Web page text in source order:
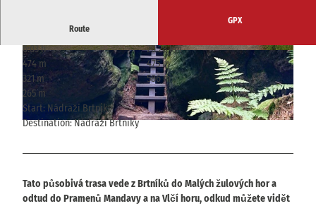
© ELBSANDSTEINGUIDES Sächsische Schweiz, Tourismusverband Sächsische Schweiz
© ELBSANDSTEINGUIDES Sächsische Schwei
z, Tourismusverband Sächsische Schweiz
© ELBSANDSTEINGUIDES Sächsische Schwei
z, Tourismusverband Sächsische Schweiz
Route
GPX
6:03 h
20.28 km
474 m
475 m
321 m
586 m
265 m
Start: Nádraží Brtniky
Destination: Nádraží Brtniky
Tato působivá trasa vede z Brtníků do Malých žulových hor a
odtud do Pramenů Mandavy a na Vlčí horu, odkud můžete vidět